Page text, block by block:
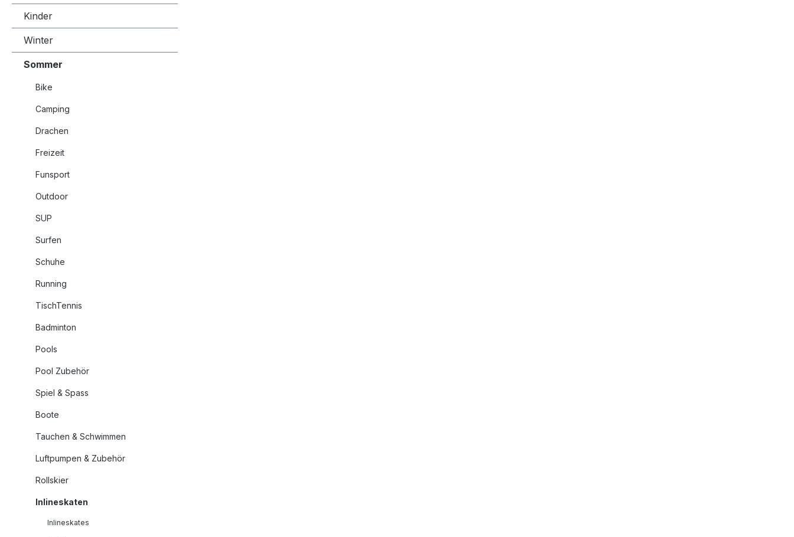
Kinder
Winter
Sommer
Bike
Camping
Drachen
Freizeit
Funsport
Outdoor
SUP
Surfen
Schuhe
Running
TischTennis
Badminton
Pools
Pool Zubehör
Spiel & Spass
Boote
Tauchen & Schwimmen
Luftpumpen & Zubehör
Rollskier
Inlineskaten
Inlineskates